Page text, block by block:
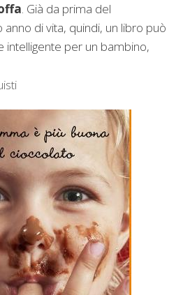
. Già da prima del
di vita, quindi, un libro può
intelligente per un bambino,